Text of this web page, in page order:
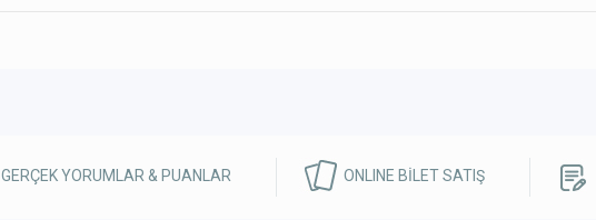
GERÇEK YORUMLAR & PUANLAR ONLINE BİLET SATIŞ